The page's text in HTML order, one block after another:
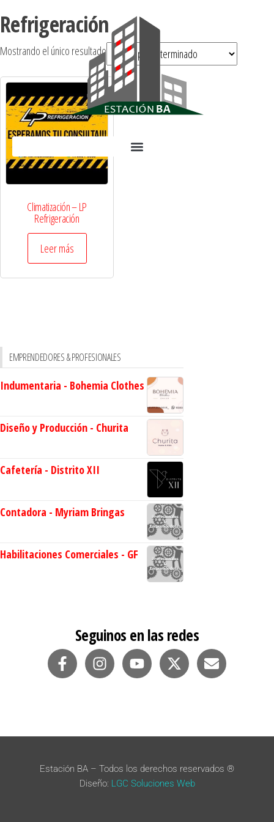
Refrigeración
Mostrando el único resultado
Climatización – LP
Refrigeración
Leer más
EMPRENDEDORES & PROFESIONALES
Indumentaria - Bohemia Clothes
Diseño y Producción - Churita
Cafetería - Distrito XII
Contadora - Myriam Bringas
Habilitaciones Comerciales - GF
Seguinos en las redes
Estación BA – Todos los derechos reservados ®
Diseño: LGC Soluciones Web